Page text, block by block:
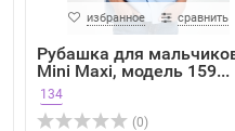
избранное сравнить
Рубашка для
Mini Maxi, модель 159...
134
(0)